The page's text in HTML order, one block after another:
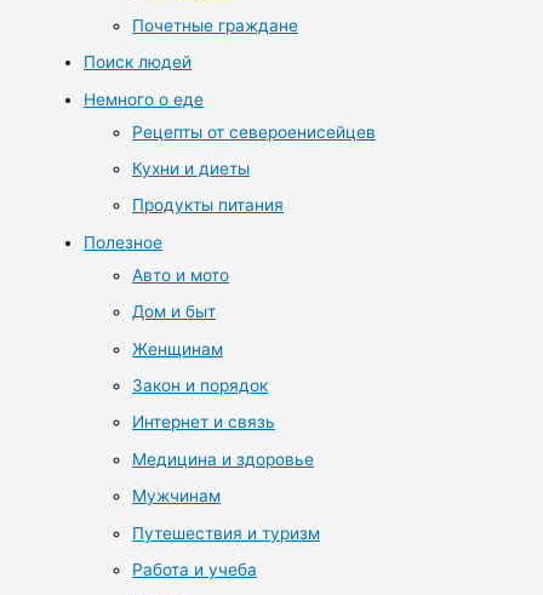
Почетные граждане
Поиск людей
Немного о еде
Рецепты от североенисейцев
Кухни и диеты
Продукты питания
Полезное
Авто и мото
Дом и быт
Женщинам
Закон и порядок
Интернет и связь
Медицина и здоровье
Мужчинам
Путешествия и туризм
Работа и учеба